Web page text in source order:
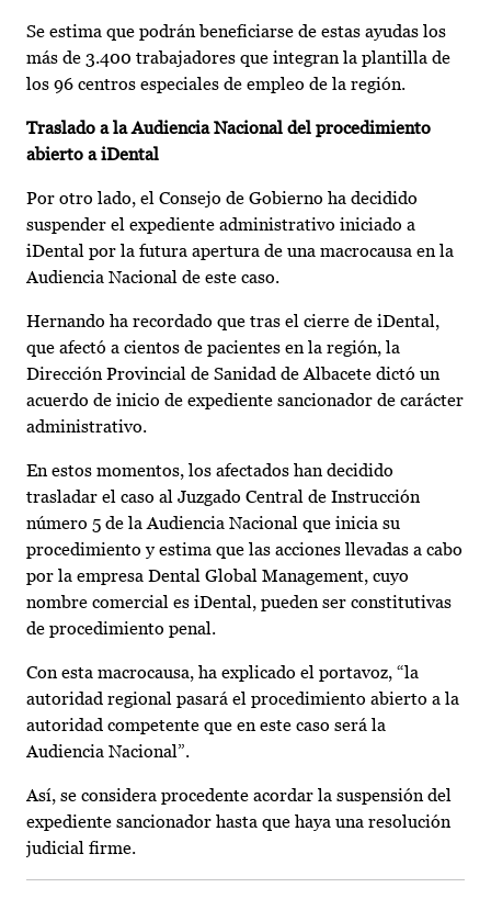
Se estima que podrán beneficiarse de estas ayudas los
más de 3.400 trabajadores que integran la plantilla de
los 96 centros especiales de empleo de la región.
Traslado a la Audiencia Nacional del procedimiento
abierto a iDental
Por otro lado, el Consejo de Gobierno ha decidido
suspender el expediente administrativo iniciado a
iDental por la futura apertura de una macrocausa en la
Audiencia Nacional de este caso.
Hernando ha recordado que tras el cierre de iDental,
que afectó a cientos de pacientes en la región, la
Dirección Provincial de Sanidad de Albacete dictó un
acuerdo de inicio de expediente sancionador de carácter
administrativo.
En estos momentos, los afectados han decidido
trasladar el caso al Juzgado Central de Instrucción
número 5 de la Audiencia Nacional que inicia su
procedimiento y estima que las acciones llevadas a cabo
por la empresa Dental Global Management, cuyo
nombre comercial es iDental, pueden ser constitutivas
de procedimiento penal.
Con esta macrocausa, ha explicado el portavoz, “la
autoridad regional pasará el procedimiento abierto a la
autoridad competente que en este caso será la
Audiencia Nacional”.
Así, se considera procedente acordar la suspensión del
expediente sancionador hasta que haya una resolución
judicial firme.